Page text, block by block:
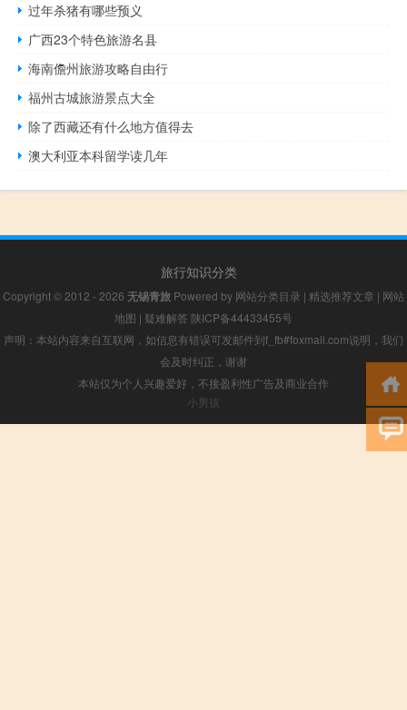
过年杀猪有哪些预义
广西23个特色旅游名县
海南儋州旅游攻略自由行
福州古城旅游景点大全
除了西藏还有什么地方值得去
澳大利亚本科留学读几年
旅行知识分类
Copyright © 2012 - 2026 无锡青旅 Powered by 网站分类目录 | 精选推荐文章 | 网站
地图 | 疑难解答 陕ICP备44433455号
声明：本站内容来自互联网，如信息有错误可发邮件到f_fb#foxmail.com说明，我们
会及时纠正，谢谢
本站仅为个人兴趣爱好，不接盈利性广告及商业合作
小男孩